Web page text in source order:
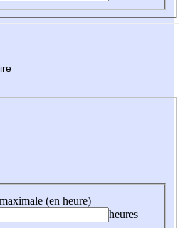
(en heure)
heures